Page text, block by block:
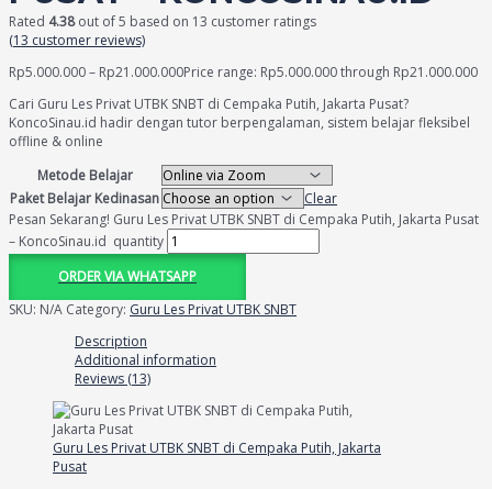
Rated 4.38out of 5 based on 13 customer ratings
(13 customer reviews)
Rp5.000.000– Rp21.000.000Price range: Rp5.000.000 through Rp21.000.000
Cari Guru Les Privat UTBK SNBT di Cempaka Putih, Jakarta Pusat?
KoncoSinau.id hadir dengan tutor berpengalaman, sistem belajar fleksibel
offline & online
Metode Belajar
Paket Belajar Kedinasan
Clear
Pesan Sekarang! Guru Les Privat UTBK SNBT di Cempaka Putih, Jakarta Pusat
– KoncoSinau.id quantity
ORDER VIA WHATSAPP
SKU: N/A Category: Guru Les Privat UTBK SNBT
Description
Additional information
Reviews (13)
Guru Les Privat UTBK SNBT di Cempaka Putih, Jakarta
Pusat